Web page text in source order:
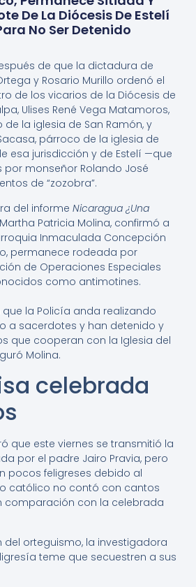
De La Diócesis De Estelí
No Ser Detenido
de que la dictadura de
y Rosario Murillo ordenó el
de los vicarios de la Diócesis de
Ulises René Vega Matamoros,
de la iglesia de San Ramón, y
párroco de la iglesia de
esa jurisdicción y de Estelí —que
monseñor Rolando José
de “zozobra”.
del informe Nicaragua ¿Una
Patricia Molina, confirmó a
Inmaculada Concepción
permanece rodeada por
de Operaciones Especiales
como antimotines.
que la Policía anda realizando
a sacerdotes y han detenido y
que cooperan con la Iglesia del
Molina.
celebrada
que este viernes se transmitió la
por el padre Jairo Pravia, pero
pocos feligreses debido al
católico no contó con cantos
comparación con la celebrada
del orteguismo, la investigadora
teme que secuestren a sus